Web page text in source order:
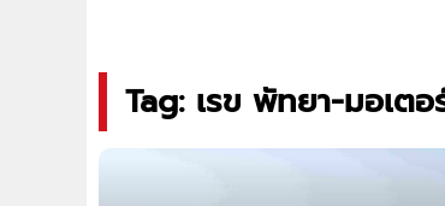
Tag: เรข พัทยา-มอเตอ